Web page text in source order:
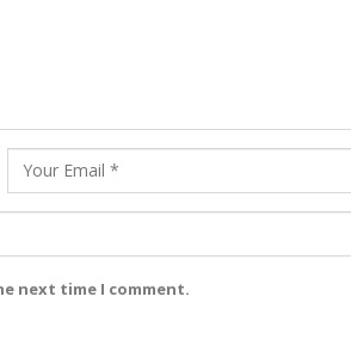
next time I comment.